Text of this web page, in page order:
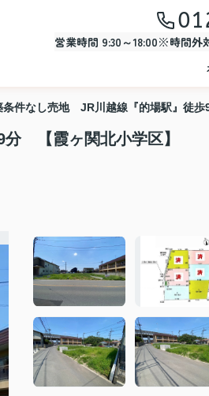
営業時間 9:30～18:00※時間外
件なし売地 JR川越線『的場駅』徒
【霞ヶ関北小学区】